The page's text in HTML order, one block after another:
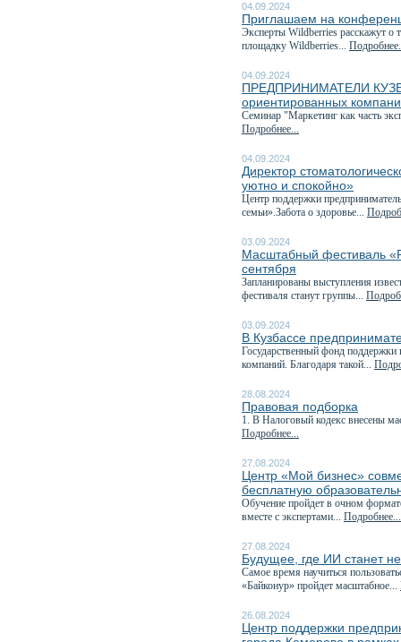
04.09.2024
Приглашаем на
Эксперты Wildberries расскажут о
площадку Wildberries...
04.09.2024
ПРЕДПРИНИМАТЕЛИ
ориентированных
Семинар "Маркетинг как часть
Подробнее...
04.09.2024
Директор
уютно и спокойно»
Центр поддержки
семьи».Забота о здоровье...
03.09.2024
Масштабный фестиваль
сентября
Запланированы выступления
фестиваля станут группы...
03.09.2024
В Кузбассе
Государственный фонд поддержки
компаний. Благодаря такой...
28.08.2024
Правовая подборка
1. В Налоговый кодекс внесены
Подробнее...
27.08.2024
Центр «Мой бизнес»
бесплатную
Обучение пройдет в очном
вместе с экспертами... Подробнее...
27.08.2024
Будущее, где ИИ станет
Самое время научиться
«Байконур» пройдет масштабное...
26.08.2024
Центр поддержки